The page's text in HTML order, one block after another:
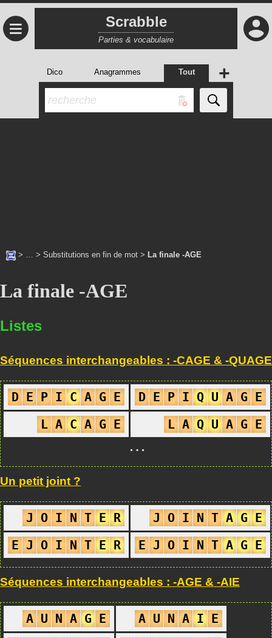
≡ Scrabble
Parties & vocabulaire
Dico Anagrammes Tout +
> … > Substitutions en fin de mot > La finale -AGE
La finale -AGE
Listes
Séquences interchangeables : -CAGE & -QUAGE
D E P I C A G E D E P I Q U A G E
L A C A G E L A Q U A G E
…
Un petit joint ?
J O I N T E R J O I N T A G E
E J O I N T E R E J O I N T A G E
Séquences interchangeables : -AGE & -AIE
A U N A G E A U N A I E